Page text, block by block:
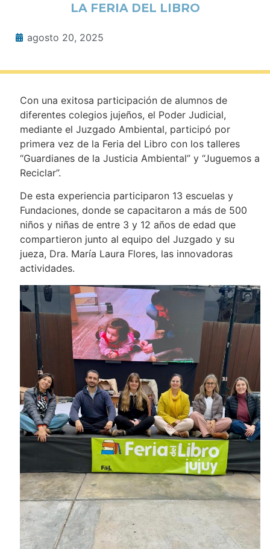
LA FERIA DEL LIBRO
agosto 20, 2025
Con una exitosa participación de alumnos de
diferentes colegios jujeños, el Poder Judicial,
mediante el Juzgado Ambiental, participó por
primera vez de la Feria del Libro con los talleres
“Guardianes de la Justicia Ambiental” y “Juguemos a
Reciclar”.
De esta experiencia participaron 13 escuelas y
Fundaciones, donde se capacitaron a más de 500
niños y niñas de entre 3 y 12 años de edad que
compartieron junto al equipo del Juzgado y su
jueza, Dra. María Laura Flores, las innovadoras
actividades.